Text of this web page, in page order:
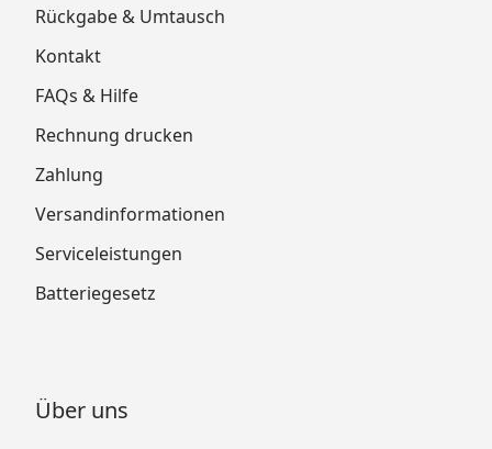
Rückgabe & Umtausch
Kontakt
FAQs & Hilfe
Rechnung drucken
Zahlung
Versandinformationen
Serviceleistungen
Batteriegesetz
Über uns